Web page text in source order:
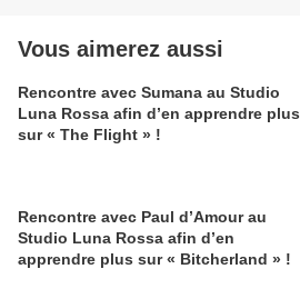
Vous aimerez aussi
Rencontre avec Sumana au Studio
Luna Rossa afin d’en apprendre plus
sur « The Flight » !
Rencontre avec Paul d’Amour au
Studio Luna Rossa afin d’en
apprendre plus sur « Bitcherland » !